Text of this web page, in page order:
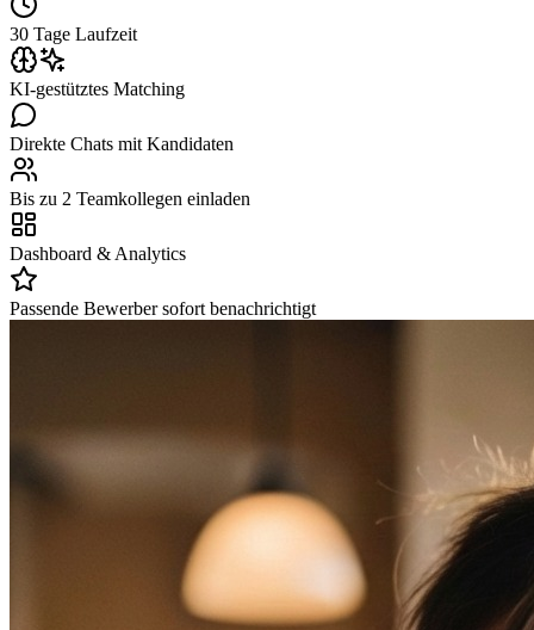
30 Tage Laufzeit
KI-gestütztes Matching
Direkte Chats mit Kandidaten
Bis zu 2 Teamkollegen einladen
Dashboard & Analytics
Passende Bewerber sofort benachrichtigt